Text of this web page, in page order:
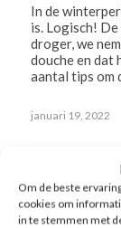
Om de beste
cookies om
in te stemmen met
In de
is. Logisch!
droger, we
douche en dat
aantal tips om
januari 19, 2022